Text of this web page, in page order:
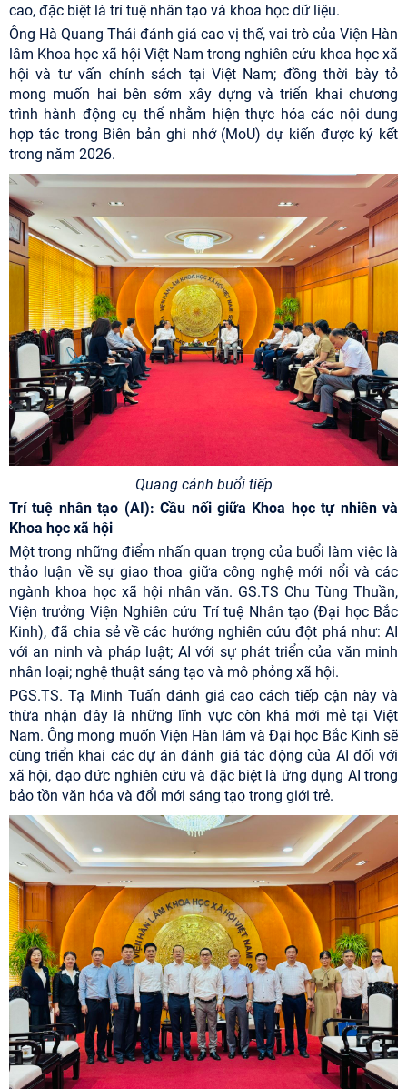
cao, đặc biệt là trí tuệ nhân tạo và khoa học dữ liệu.
Ông Hà Quang Thái đánh giá cao vị thế, vai trò của Viện Hàn
lâm Khoa học xã hội Việt Nam trong nghiên cứu khoa học xã
hội và tư vấn chính sách tại Việt Nam; đồng thời bày tỏ
mong muốn hai bên sớm xây dựng và triển khai chương
trình hành động cụ thể nhằm hiện thực hóa các nội dung
hợp tác trong Biên bản ghi nhớ (MoU) dự kiến được ký kết
trong năm 2026.
Quang cảnh buổi tiếp
Trí tuệ nhân tạo (AI): Cầu nối giữa Khoa học tự nhiên và
Khoa học xã hội
Một trong những điểm nhấn quan trọng của buổi làm việc là
thảo luận về sự giao thoa giữa công nghệ mới nổi và các
ngành khoa học xã hội nhân văn. GS.TS Chu Tùng Thuần,
Viện trưởng Viện Nghiên cứu Trí tuệ Nhân tạo (Đại học Bắc
Kinh), đã chia sẻ về các hướng nghiên cứu đột phá như: AI
với an ninh và pháp luật; AI với sự phát triển của văn minh
nhân loại; nghệ thuật sáng tạo và mô phỏng xã hội.
PGS.TS. Tạ Minh Tuấn đánh giá cao cách tiếp cận này và
thừa nhận đây là những lĩnh vực còn khá mới mẻ tại Việt
Nam. Ông mong muốn Viện Hàn lâm và Đại học Bắc Kinh sẽ
cùng triển khai các dự án đánh giá tác động của AI đối với
xã hội, đạo đức nghiên cứu và đặc biệt là ứng dụng AI trong
bảo tồn văn hóa và đổi mới sáng tạo trong giới trẻ.